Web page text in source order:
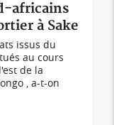
africains
à Sake
issus du
au cours
de la
, a-t-on